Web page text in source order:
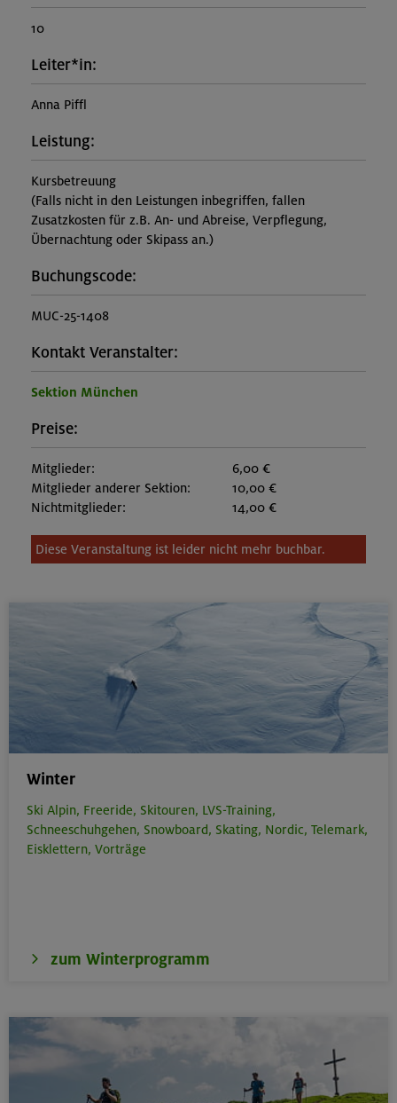
10
Leiter*in:
Anna Piffl
Leistung:
Kursbetreuung
(Falls nicht in den Leistungen inbegriffen, fallen
Zusatzkosten für z.B. An- und Abreise, Verpflegung,
Übernachtung oder Skipass an.)
Buchungscode:
MUC-25-1408
Kontakt Veranstalter:
Sektion München
Preise:
Mitglieder:
6,00 €
Mitglieder anderer Sektion:
10,00 €
Nichtmitglieder:
14,00 €
Diese Veranstaltung ist leider nicht mehr buchbar.
Winter
Ski Alpin, Freeride, Skitouren, LVS-Training,
Schneeschuhgehen, Snowboard, Skating, Nordic, Telemark,
Eisklettern, Vorträge
zum Winterprogramm